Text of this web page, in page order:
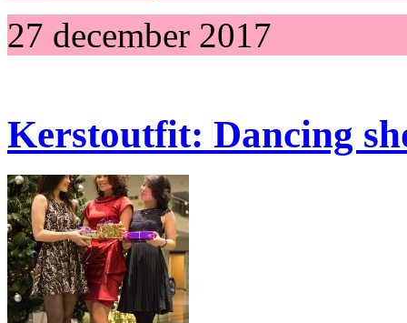
27 december 2017
Kerstoutfit: Dancing